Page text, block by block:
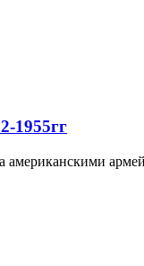
1955гг
американскими